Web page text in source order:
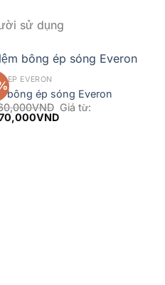
sử dụng
ÉP EVERON
bông ép sóng Everon
VND Giá từ:
VND